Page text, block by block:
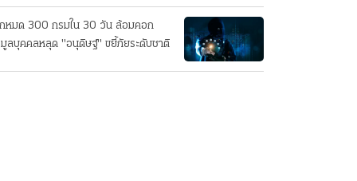
กหมด 300 กรมใน 30 วัน ล้อมคอก
ลบุคคลหลุด "อนุดิษฐ์" ขยี้ภัยระดับชาติ